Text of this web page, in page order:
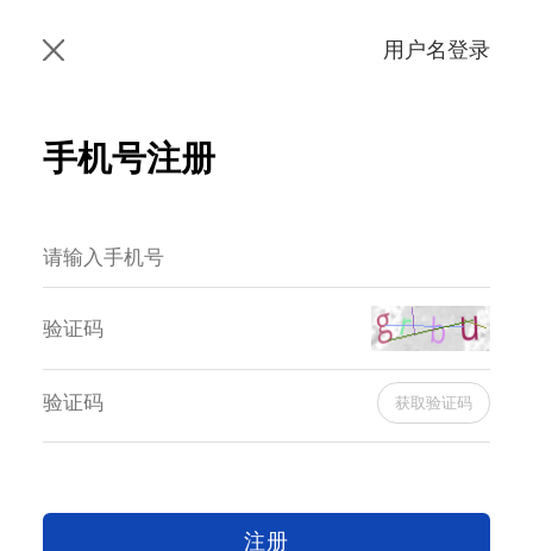
用户名登录
手机号注册
获取验证码
注册